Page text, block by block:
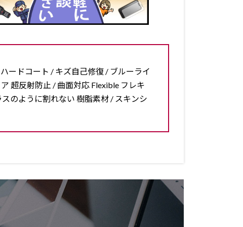
ードコート / キズ自己修復 / ブルーライ
超反射防止 / 曲面対応 Flexible フレキ
のように割れない 樹脂素材 / スキンシ